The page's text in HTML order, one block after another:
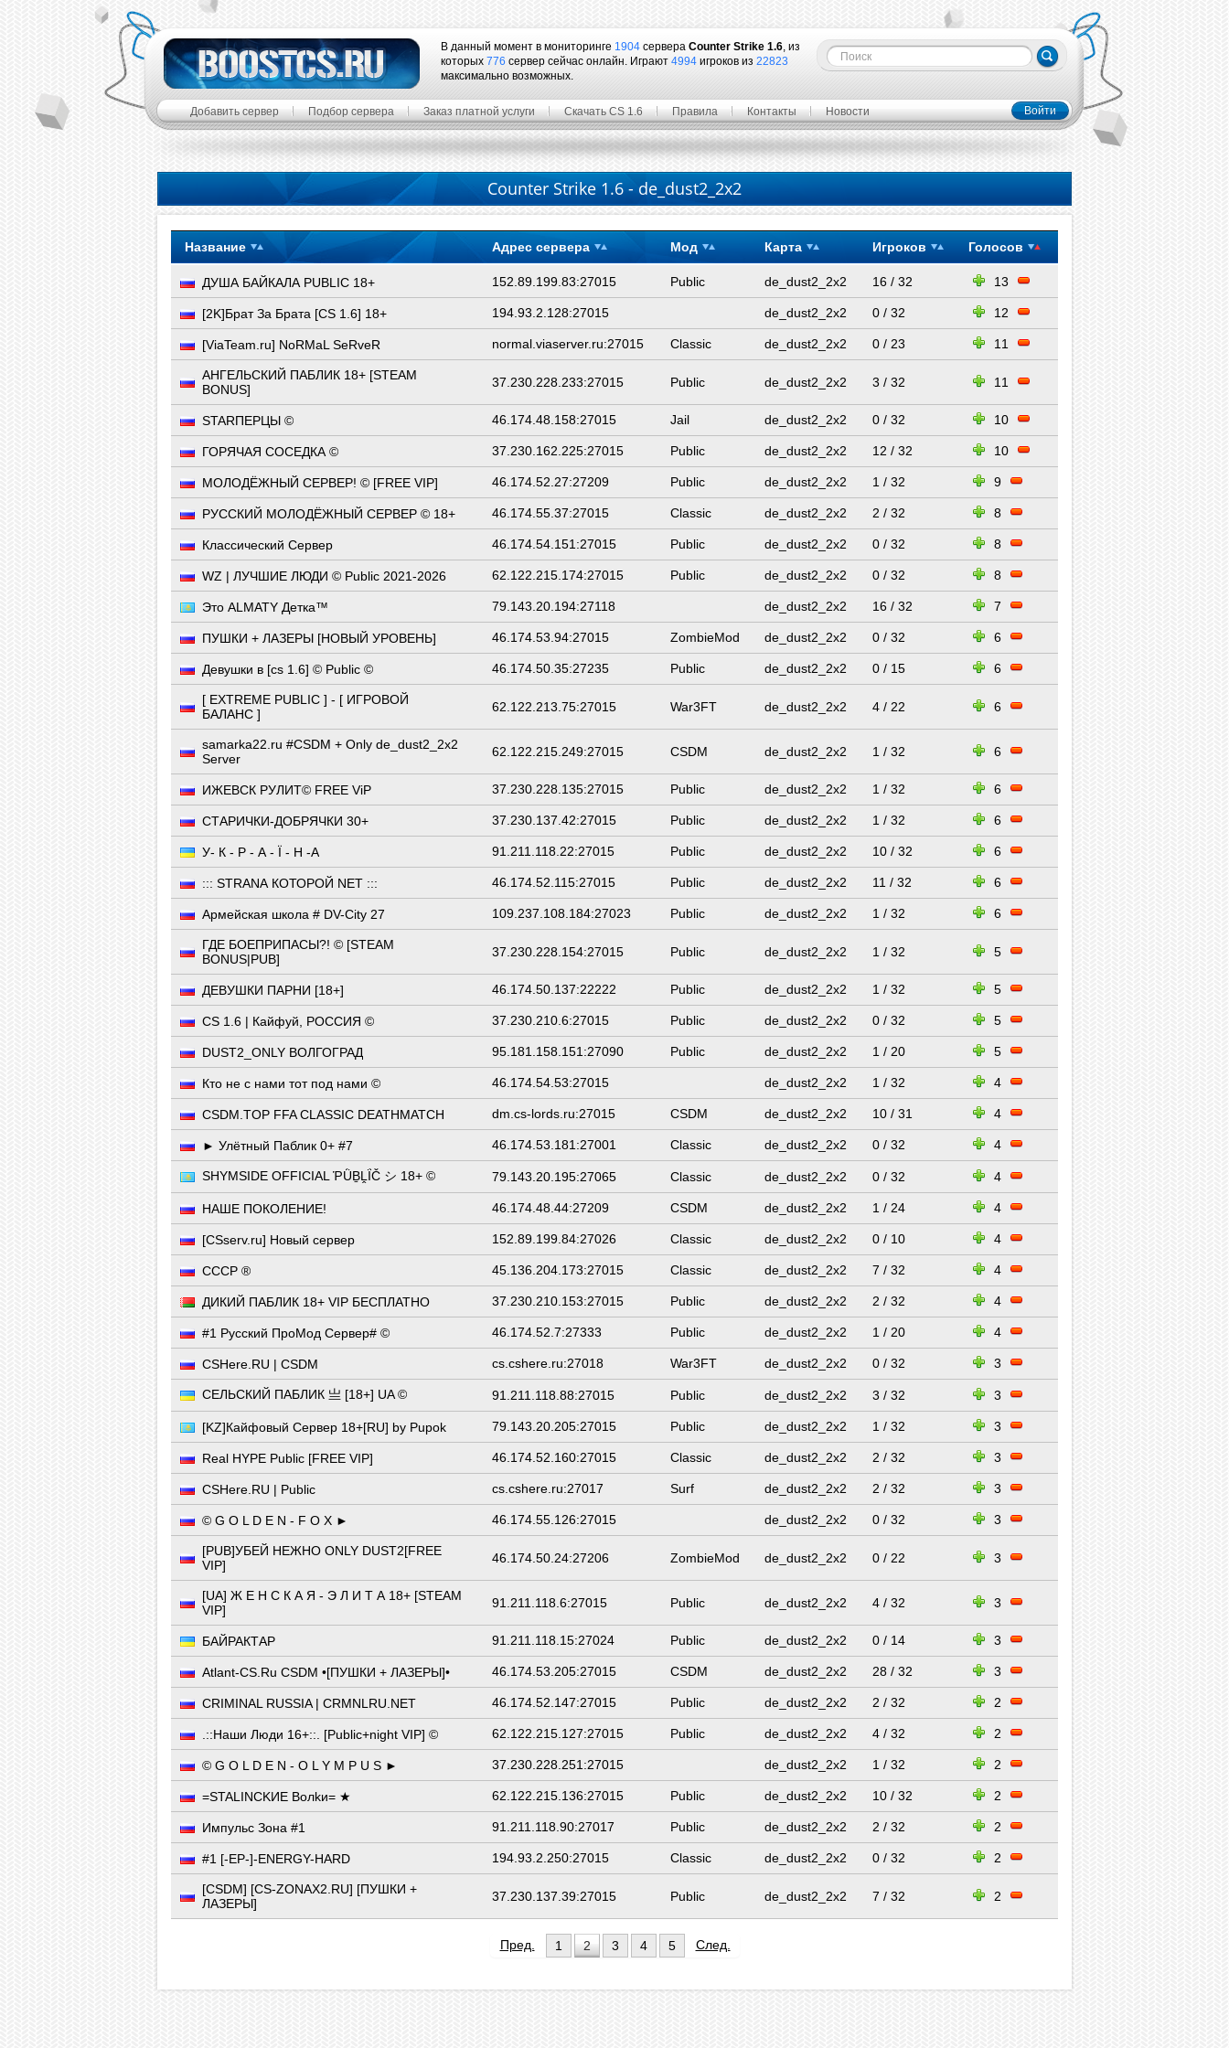
В данный момент в мониторинге 1904 сервера Counter Strike 1.6, из
которых 776 сервер сейчас онлайн. Играют 4994 игроков из 22823
максимально возможных.
Добавить сервер Подбор сервера Заказ платной услуги Скачать CS 1.6 Правила Контакты Новости Войти
Counter Strike 1.6 - de_dust2_2x2
Название Адрес сервера Мод Карта Игроков Голосов
ДУША БАЙКАЛА PUBLIC 18+ 152.89.199.83:27015 Public de_dust2_2x2 16 / 32 13
[2K]Брат За Брата [CS 1.6] 18+ 194.93.2.128:27015 de_dust2_2x2 0 / 32 12
[ViaTeam.ru] NoRMaL SeRveR normal.viaserver.ru:27015 Classic de_dust2_2x2 0 / 23 11
АНГЕЛЬСКИЙ ПАБЛИК 18+ [STEAM
BONUS]
37.230.228.233:27015 Public de_dust2_2x2 3 / 32 11
STARПЕРЦЫ © 46.174.48.158:27015 Jail de_dust2_2x2 0 / 32 10
ГОРЯЧАЯ СОСЕДКА © 37.230.162.225:27015 Public de_dust2_2x2 12 / 32 10
МОЛОДЁЖНЫЙ СЕРВЕР! © [FREE VIP] 46.174.52.27:27209 Public de_dust2_2x2 1 / 32 9
РУССКИЙ МОЛОДЁЖНЫЙ СЕРВЕР © 18+ 46.174.55.37:27015 Classic de_dust2_2x2 2 / 32 8
Классический Сервер 46.174.54.151:27015 Public de_dust2_2x2 0 / 32 8
WZ | ЛУЧШИЕ ЛЮДИ © Publiс 2021-2026 62.122.215.174:27015 Public de_dust2_2x2 0 / 32 8
Это ALMATY Детка™ 79.143.20.194:27118 de_dust2_2x2 16 / 32 7
ПУШКИ + ЛАЗЕРЫ [НОВЫЙ УРОВЕНЬ] 46.174.53.94:27015 ZombieMod de_dust2_2x2 0 / 32 6
Девушки в [cs 1.6] © Public © 46.174.50.35:27235 Public de_dust2_2x2 0 / 15 6
[ EXTREME PUBLIC ] - [ ИГРОВОЙ
БАЛАНС ]
62.122.213.75:27015 War3FT de_dust2_2x2 4 / 22 6
samarka22.ru #CSDM + Only de_dust2_2x2
Server
62.122.215.249:27015 CSDM de_dust2_2x2 1 / 32 6
ИЖЕВСК РУЛИТ© FREE ViP 37.230.228.135:27015 Public de_dust2_2x2 1 / 32 6
СТАРИЧКИ-ДОБРЯЧКИ 30+ 37.230.137.42:27015 Public de_dust2_2x2 1 / 32 6
У- К - Р - А - Ї - Н -А 91.211.118.22:27015 Public de_dust2_2x2 10 / 32 6
::: STRАNА КOТОРОЙ NET ::: 46.174.52.115:27015 Public de_dust2_2x2 11 / 32 6
Армейская школа # DV-City 27 109.237.108.184:27023 Public de_dust2_2x2 1 / 32 6
ГДЕ БОЕПРИПАСЫ?! © [STEAM
BONUS|PUB]
37.230.228.154:27015 Public de_dust2_2x2 1 / 32 5
ДЕВУШКИ ПАРНИ [18+] 46.174.50.137:22222 Public de_dust2_2x2 1 / 32 5
CS 1.6 | Кайфуй, РОССИЯ © 37.230.210.6:27015 Public de_dust2_2x2 0 / 32 5
DUST2_ONLY ВОЛГОГРАД 95.181.158.151:27090 Public de_dust2_2x2 1 / 20 5
Кто не с нами тот под нами © 46.174.54.53:27015 de_dust2_2x2 1 / 32 4
CSDM.TOP FFA CLASSIC DEATHMATCH dm.cs-lords.ru:27015 CSDM de_dust2_2x2 10 / 31 4
► Улётный Паблик 0+ #7 46.174.53.181:27001 Classic de_dust2_2x2 0 / 32 4
SHYMSIDE OFFICIAL ῬǛḆḼḮČ シ 18+ © 79.143.20.195:27065 Classic de_dust2_2x2 0 / 32 4
НАШЕ ПОКОЛЕНИЕ! 46.174.48.44:27209 CSDM de_dust2_2x2 1 / 24 4
[CSserv.ru] Новый сервер 152.89.199.84:27026 Classic de_dust2_2x2 0 / 10 4
СССР ® 45.136.204.173:27015 Classic de_dust2_2x2 7 / 32 4
ДИКИЙ ПАБЛИК 18+ VIP БЕСПЛАТНО 37.230.210.153:27015 Public de_dust2_2x2 2 / 32 4
#1 Русский ПроМод Сервер# © 46.174.52.7:27333 Public de_dust2_2x2 1 / 20 4
CSHere.RU | CSDM cs.cshere.ru:27018 War3FT de_dust2_2x2 0 / 32 3
СЕЛЬСКИЙ ПАБЛИК 亗 [18+] UA © 91.211.118.88:27015 Public de_dust2_2x2 3 / 32 3
[KZ]Кайфовый Сервер 18+[RU] by Pupok 79.143.20.205:27015 Public de_dust2_2x2 1 / 32 3
Real HYPE Public [FREE VIP] 46.174.52.160:27015 Classic de_dust2_2x2 2 / 32 3
CSHere.RU | Public cs.cshere.ru:27017 Surf de_dust2_2x2 2 / 32 3
© G O L D E N - F O X ► 46.174.55.126:27015 de_dust2_2x2 0 / 32 3
[PUB]УБЕЙ НЕЖНО ONLY DUST2[FREE
VIP]
46.174.50.24:27206 ZombieMod de_dust2_2x2 0 / 22 3
[UA] Ж Е Н С К А Я - Э Л И Т А 18+ [STEAM
VIP]
91.211.118.6:27015 Public de_dust2_2x2 4 / 32 3
БАЙРАКТАР 91.211.118.15:27024 Public de_dust2_2x2 0 / 14 3
Atlant-CS.Ru CSDM •[ПУШКИ + ЛАЗЕРЫ]• 46.174.53.205:27015 CSDM de_dust2_2x2 28 / 32 3
CRIMINAL RUSSIA | CRMNLRU.NET 46.174.52.147:27015 Public de_dust2_2x2 2 / 32 2
.::Наши Люди 16+::. [Public+night VIP] © 62.122.215.127:27015 Public de_dust2_2x2 4 / 32 2
© G O L D E N - O L Y M P U S ► 37.230.228.251:27015 de_dust2_2x2 1 / 32 2
=STALINCKИE Boлkи= ★ 62.122.215.136:27015 Public de_dust2_2x2 10 / 32 2
Импульс Зона #1 91.211.118.90:27017 Public de_dust2_2x2 2 / 32 2
#1 [-EP-]-ENERGY-HARD 194.93.2.250:27015 Classic de_dust2_2x2 0 / 32 2
[CSDM] [CS-ZONAX2.RU] [ПУШКИ +
ЛАЗЕРЫ]
37.230.137.39:27015 Public de_dust2_2x2 7 / 32 2
Пред. 1 2 3 4 5 След.